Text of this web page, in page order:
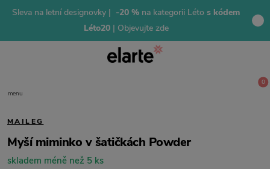
Sleva na letní designovky | -20 % na kategorii Léto s kódem
Léto20 | Objevujte zde
menu
0
MAILEG
Myší miminko v šatičkách Powder
skladem méně než 5 ks